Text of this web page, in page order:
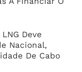
Deve
Nacional,
De Cabo